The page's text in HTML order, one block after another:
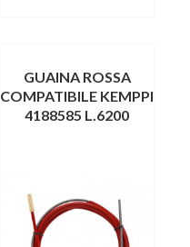
GUAINA ROSSA
COMPATIBILE KEMPPI
4188585 L.6200